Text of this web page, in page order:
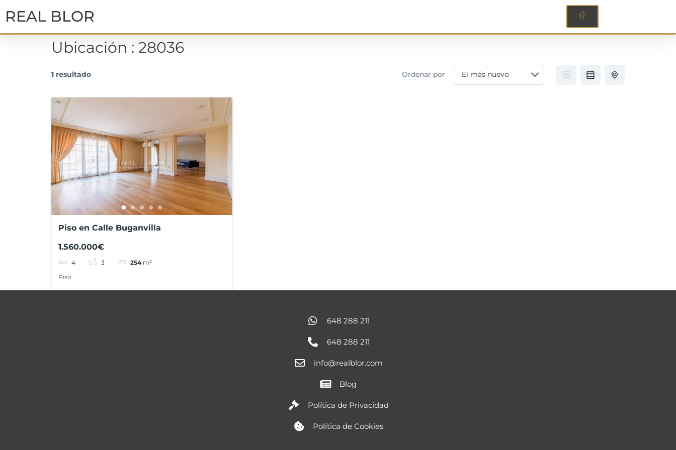
REAL BLOR
Ubicación : 28036
1 resultado Ordenar por
Piso en Calle Buganvilla
1.560.000€
4 3 254 m²
Piso
648 288 211
648 288 211
info@realblor.com
Blog
Política de Privacidad
Política de Cookies